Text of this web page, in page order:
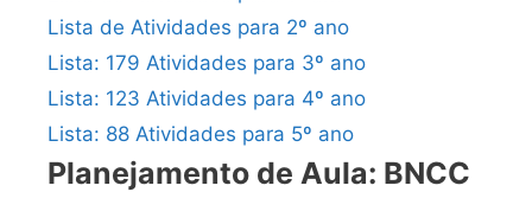
Lista de Atividades para 2º ano
Lista: 179 Atividades para 3º ano
Lista: 123 Atividades para 4º ano
Lista: 88 Atividades para 5º ano
Planejamento de Aula: BNCC